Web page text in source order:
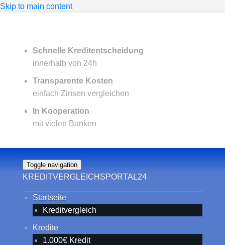
Skip to main content
Schnelle Kreditentscheidung
innerhalb von 24h
Transparente Kosten
einfach Zinsen vergleichen
In Kooperation
mit vielen Banken
Toggle navigation
KREDITVERGLEICHSPORTAL24
Startseite
Kreditvergleich
Kredite
1.000€ Kredit